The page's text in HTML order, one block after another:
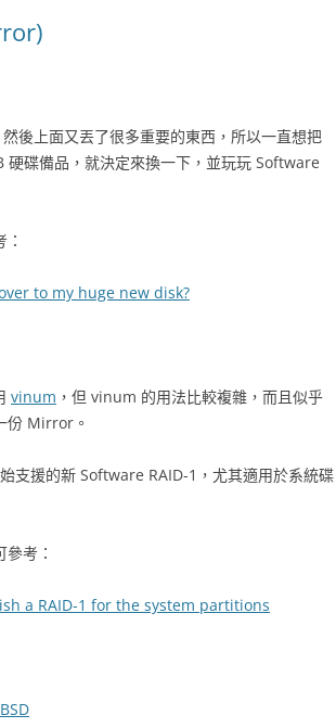
後上面又丟了很多重要的東西，所以一直想把
硬碟備品，就決定來換一下，並玩玩 Software
to my huge new disk?
vinum ，但 vinum 的用法比較複雜，而且似乎
份 Mirror。
支援的新 Software RAID-1，尤其適用於系統碟
考：
a RAID-1 for the system partitions